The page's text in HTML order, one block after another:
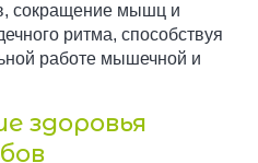
сокращение мышц и
ритма, способствуя
работе мышечной и
здоровья